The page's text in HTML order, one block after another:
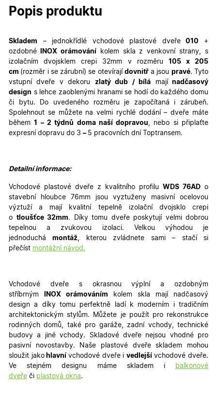
Popis produktu
Skladem – jednokřídlé vchodové plastové dveře010 +
ozdobné INOX orámování kolem skla z venkovní strany, s
izolačním dvojsklem crepi 32mm v rozměru 105x 205
cm (rozměr i se zárubní) se otevírají dovnitřa jsou pravé. Tyto
vstupní dveře v dekoru zlatý dub / bílá majínadčasový
design s lehce zaoblenými hranami se hodí do každého domu
či bytu. Do uvedeného rozměru je započítaná i zárubeň.
Spolehnout se můžete na velmi rychlé dodání – dveře máte
během1 – 2 týdnů doma naší dopravou, nebo si připlaťte
expresní dopravu do 3 – 5 pracovních dní Toptransem.
Detailní informace:
Vchodové plastové dveře z kvalitního profilu WDS 76AD o
stavební hloubce 76mm jsou vyztuženy masivní ocelovou
výztuží a mají kvalitní tepelně izolační dvojsklo crepi
o tloušťce 32mm. Díky tomu dveře poskytují velmi dobrou
tepelnou a zvukovou izolaci. Velkou výhodou je
jednoduchámontáž, kterou zvládnete sami – stačí si
přečíst montážní návod.
Vchodové dveře s okrasnou výplní a ozdobným
stříbrným
INOX orámováním kolem skla mají nadčasový
design a díky tomu perfektně ladí k moderním i tradičním
architektonickým stylům. Můžete je použít pro rekonstrukce
rodinných domů, také pro garáže, zadní vchody, technické
budovy a jiné vchody. Skladové dveře nejsou vhodné pro
pasivní novostavby. Naše plastové dveře skladem mohou
sloužit jakohlavní vchodové dveře i vedlejší vchodové dveře.
Ve stejném designu máme skladem i
balkonové
dveře či plastová okna.